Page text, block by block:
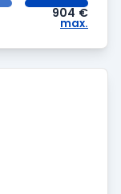
904 €
max.